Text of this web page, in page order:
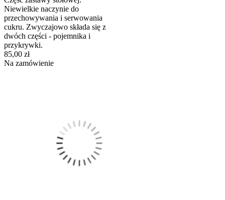
Niewielkie naczynie do
przechowywania i serwowania
cukru. Zwyczajowo składa się z
dwóch części - pojemnika i
przykrywki.
85,00 zł
Na zamówienie